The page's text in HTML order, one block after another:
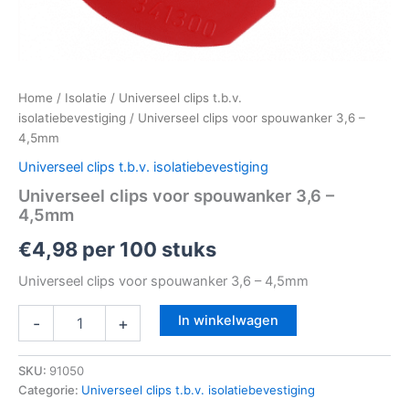
Home / Isolatie / Universeel clips t.b.v.
isolatiebevestiging / Universeel clips voor spouwanker 3,6 –
4,5mm
Universeel clips t.b.v. isolatiebevestiging
Universeel clips voor spouwanker 3,6 –
4,5mm
€4,98 per 100 stuks
Universeel clips voor spouwanker 3,6 – 4,5mm
- + In winkelwagen
SKU: 91050
Categorie: Universeel clips t.b.v. isolatiebevestiging